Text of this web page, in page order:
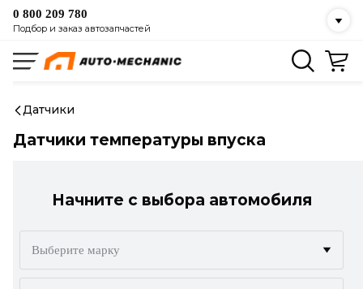
0 800 209 780
Подбор и заказ автозапчастей
Датчики
Датчики температуры впуска
Начните с выбора автомобиля
Выберите марку